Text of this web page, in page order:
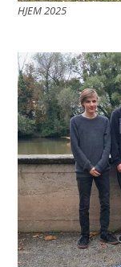
HJEM 2025